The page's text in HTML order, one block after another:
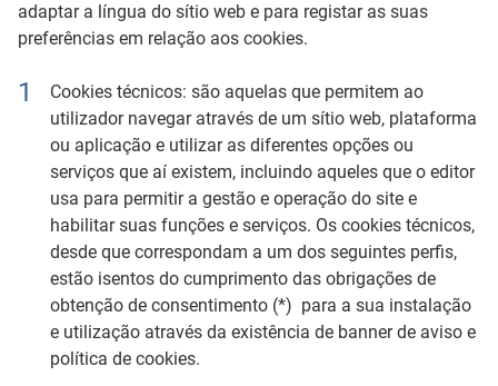
adaptar a língua do sítio web e para registar as suas
preferências em relação aos cookies.
Cookies técnicos: são aquelas que permitem ao
utilizador navegar através de um sítio web, plataforma
ou aplicação e utilizar as diferentes opções ou
serviços que aí existem, incluindo aqueles que o editor
usa para permitir a gestão e operação do site e
habilitar suas funções e serviços. Os cookies técnicos,
desde que correspondam a um dos seguintes perfis,
estão isentos do cumprimento das obrigações de
obtenção de consentimento (*) para a sua instalação
e utilização através da existência de banner de aviso e
política de cookies.